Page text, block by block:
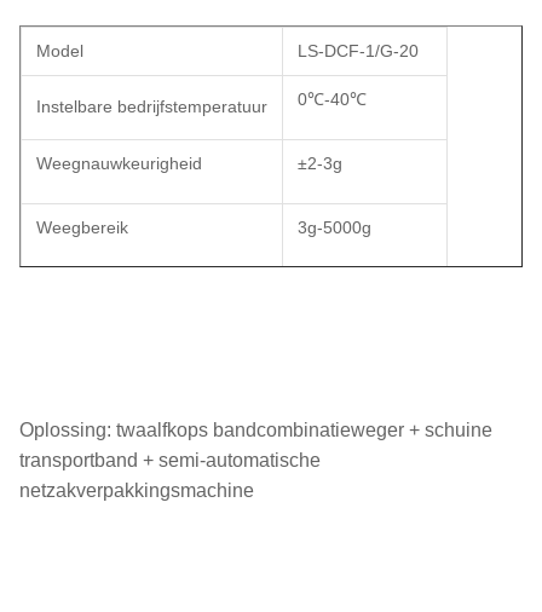
Model LS-DCF-1/G-20
Instelbare bedrijfstemperatuur 0℃-40℃
Weegnauwkeurigheid ±2-3g
Weegbereik 3g-5000g
Werktafelhoogte 680mm±50mm
Machinegewicht
Oplossing: twaalfkops bandcombinatieweger + schuine
transportband + semi-automatische
netzakverpakkingsmachine